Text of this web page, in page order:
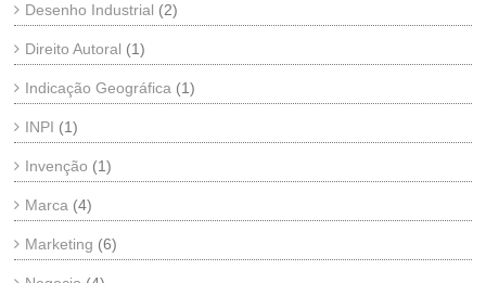
Desenho Industrial (2)
Direito Autoral (1)
Indicação Geográfica (1)
INPI (1)
Invenção (1)
Marca (4)
Marketing (6)